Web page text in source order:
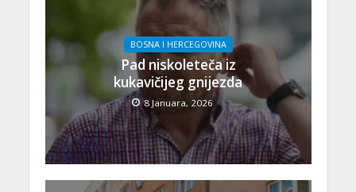
BOSNA I HERCEGOVINA
Pad niskoleteča iz
kukavičijeg gnijezda
8 Januara, 2026